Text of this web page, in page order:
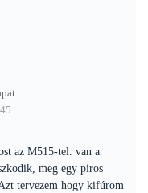
az M515-tel. van a
meg egy piros
tervezem hogy kifúrom